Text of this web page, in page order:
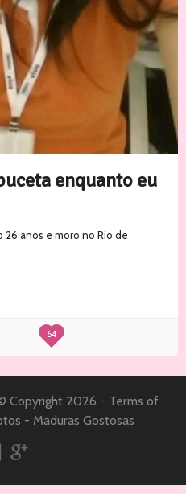
enquanto eu
26 anos e moro no Rio de
64
Copyright 2026 - Terms of
- Maduras Gostosas